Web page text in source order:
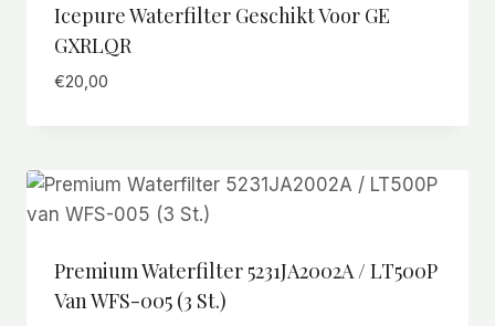
Icepure Waterfilter Geschikt Voor GE
GXRLQR
€20,00
Premium Waterfilter 5231JA2002A / LT500P
Van WFS-005 (3 St.)